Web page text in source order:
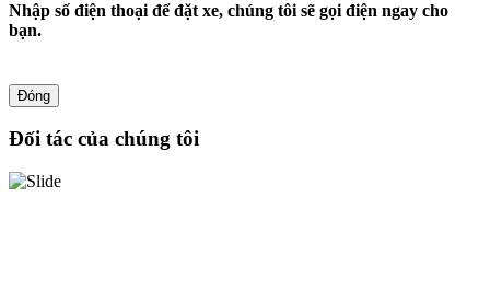
Nhập số điện thoại để đặt xe, chúng tôi sẽ gọi điện ngay cho
bạn.
Đóng
Đối tác của chúng tôi